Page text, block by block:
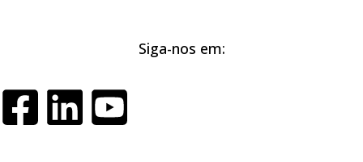
Siga-nos em: